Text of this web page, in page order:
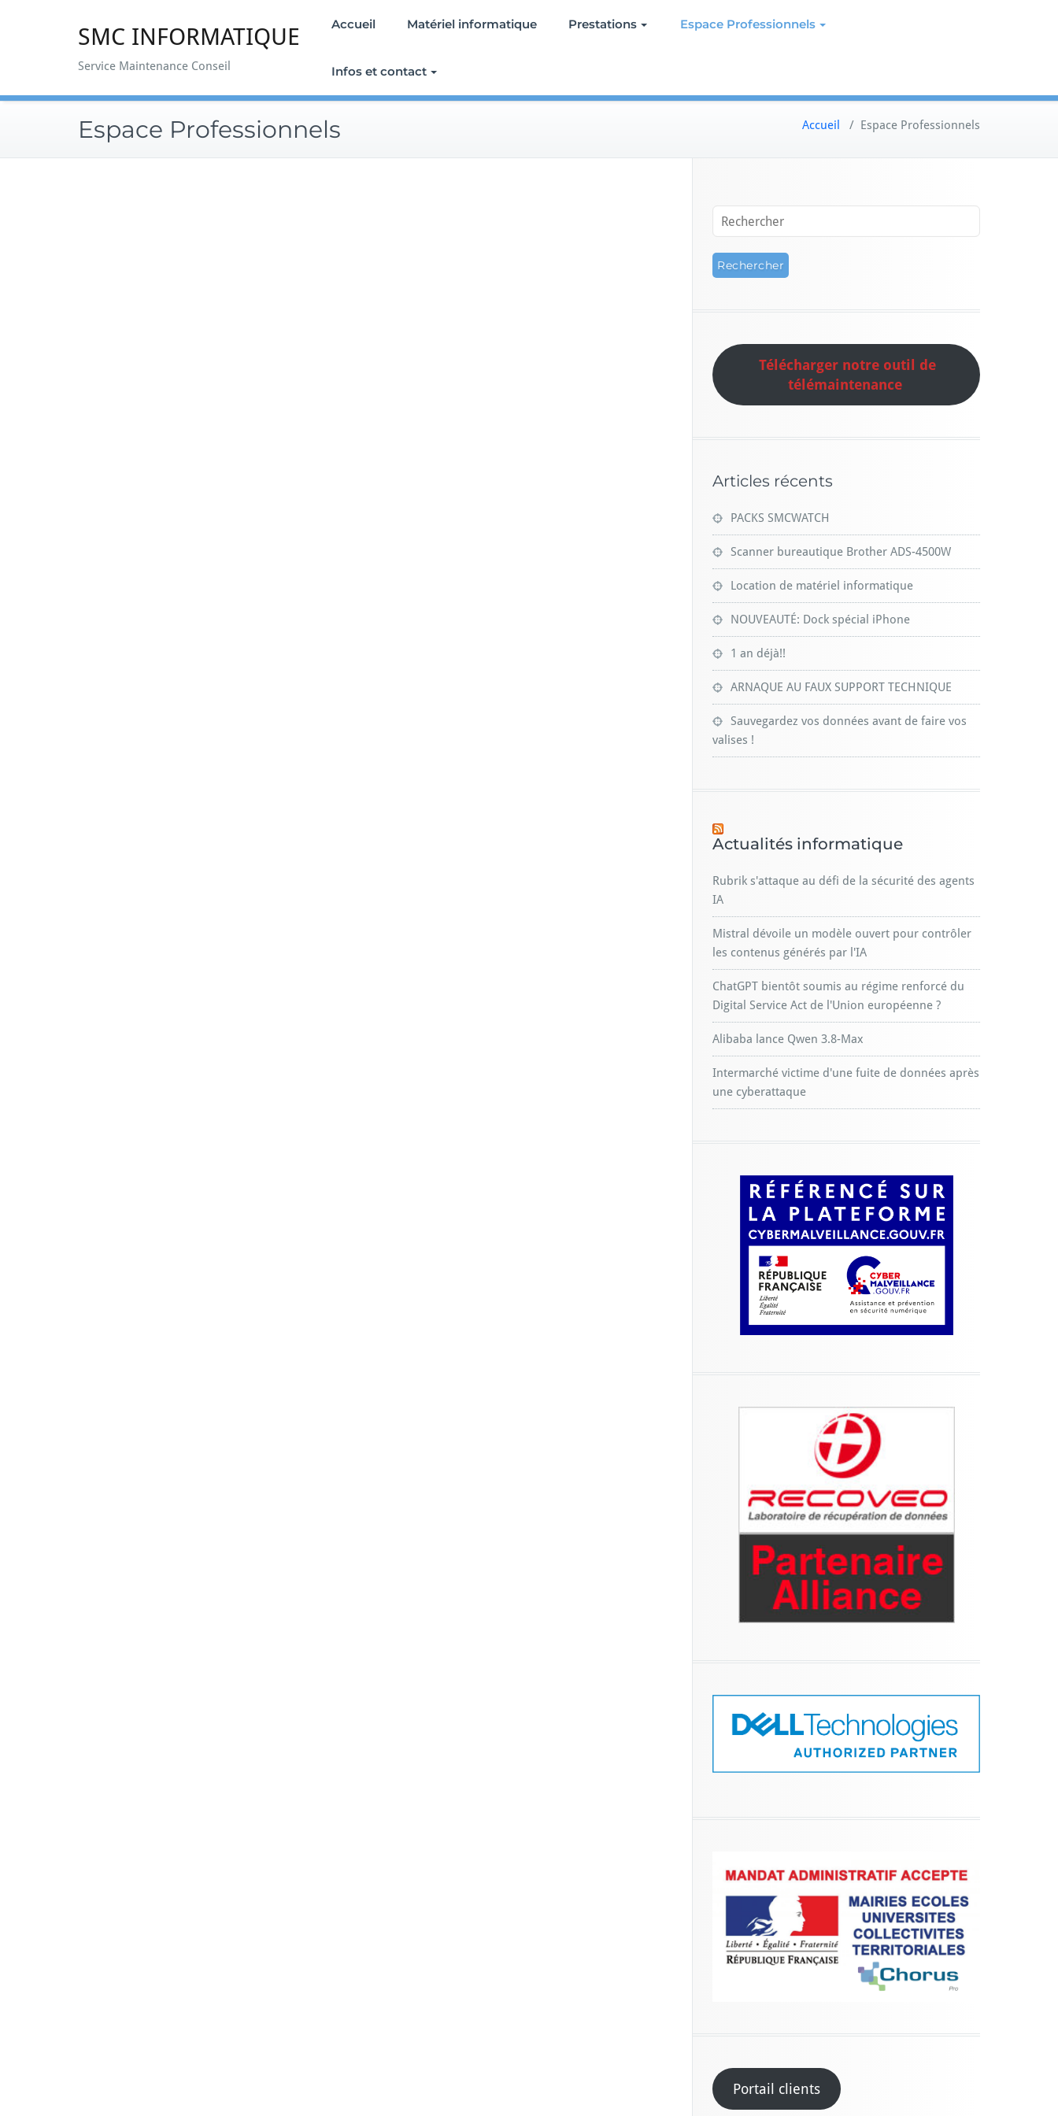
SMC INFORMATIQUE
Service Maintenance Conseil
Accueil Matériel informatique Prestations Espace Professionnels
Infos et contact
Espace Professionnels Accueil / Espace Professionnels
Télécharger notre outil de
télémaintenance
Articles récents
PACKS SMCWATCH
Scanner bureautique Brother ADS-4500W
Location de matériel informatique
NOUVEAUTÉ: Dock spécial iPhone
1 an déjà!!
ARNAQUE AU FAUX SUPPORT TECHNIQUE
Sauvegardez vos données avant de faire vos
valises !
Actualités informatique
Rubrik s'attaque au défi de la sécurité des agents
IA
Mistral dévoile un modèle ouvert pour contrôler
les contenus générés par l'IA
ChatGPT bientôt soumis au régime renforcé du
Digital Service Act de l'Union européenne ?
Alibaba lance Qwen 3.8-Max
Intermarché victime d'une fuite de données après
une cyberattaque
Portail clients